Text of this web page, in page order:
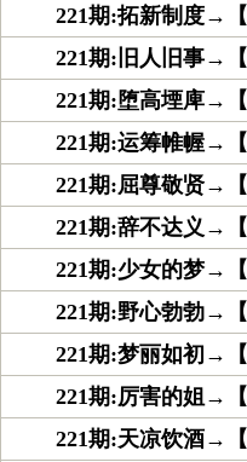
221期:拓新制度→【
221期:旧人旧事→【
221期:堕高堙庳→【
221期:运筹帷幄→【
221期:屈尊敬贤→【
221期:辞不达义→【
221期:少女的梦→【
221期:野心勃勃→【
221期:梦丽如初→【
221期:厉害的姐→【
221期:天凉饮酒→【